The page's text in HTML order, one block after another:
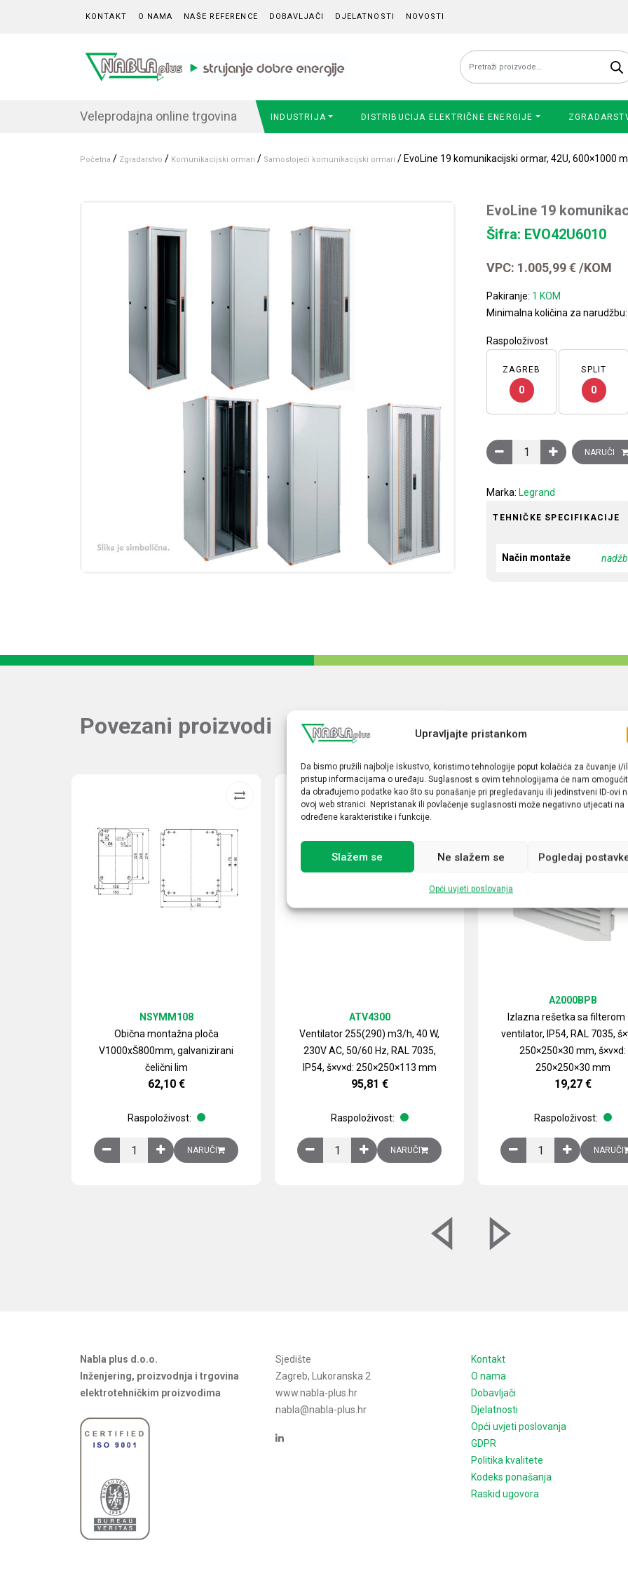
Upravljajte pristankom
Da bismo pružili najbolje iskustvo, koristimo tehnologije poput kolačića za čuvanje i/
pristup informacijama o uređaju. Suglasnost s ovim tehnologijama će nam
da obrađujemo podatke kao što su ponašanje pri pregledavanju ili jedinstveni ID-ovi
ovoj web stranici. Nepristanak ili povlačenje suglasnosti može negativno utjecati na
određene karakteristike i funkcije.
Slažem se Ne slažem se Pogledaj
Opći uvjeti poslovanja
KONTAKT O NAMA NAŠE REFERENCE DOBAVLJAČI DJELATNOSTI NOVOSTI
Pretraži:
Veleprodajna online trgovina INDUSTRIJA DISTRIBUCIJA ELEKTRIČNE ENERGIJE
Početna / Zgradarstvo / Komunikacijski ormari / Samostojeći komunikacijski ormari / EvoLine 19 komunikacijski ormar, 42U, 600×1000
EvoLine 19
Šifra: EVO42U6010
VPC: 1.005,99€ /KOM
Pakiranje: 1 KOM
Minimalna količina za narudžbu:
Raspoloživost
ZAGREB
0
SPLIT
0
EvoLine 19 NARUČI
Marka: Legrand
TEHNIČKE SPECIFIKACIJE
Način montaže
Povezani proizvodi
Obična montažna ploča
V1000xŠ800mm, galvanizirani
čelični lim
NSYMM108
62,10 €
Raspoloživost:
Obična montažna ploča V1000xŠ800mm, galvanizirani čelični lim količina
NARUČI
Ventilator 255(290) m3/h, 40 W,
230V AC, 50/60 Hz, RAL 7035,
IP54, š×v×d: 250×250×113 mm
ATV4300
95,81 €
Raspoloživost:
Ventilator 255(290) m3/h, 40 W, 230V AC, 50/60 Hz, RAL 7035,
NARUČI
Izlazna rešetka sa filterom
ventilator, IP54, RAL 7035,
250×250×30 mm, š×v×d:
250×250×30 mm
A2000BPB
19,27 €
Raspoloživost:
Izlazna rešetka saNARUČI
Nabla plus d.o.o.
Inženjering, proizvodnja i trgovina
elektrotehničkim proizvodima
Sjedište
Zagreb, Lukoranska 2
www.nabla-plus.hr
nabla@nabla-plus.hr
Kontakt
O nama
Dobavljači
Djelatnosti
Opći uvjeti poslovanja
GDPR
Politika kvalitete
Kodeks ponašanja
Raskid ugovora